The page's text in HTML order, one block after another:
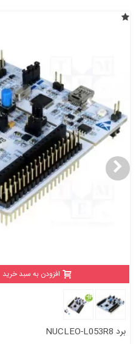
افزودن به سبد خرید
برد NUCLEO-L053R8